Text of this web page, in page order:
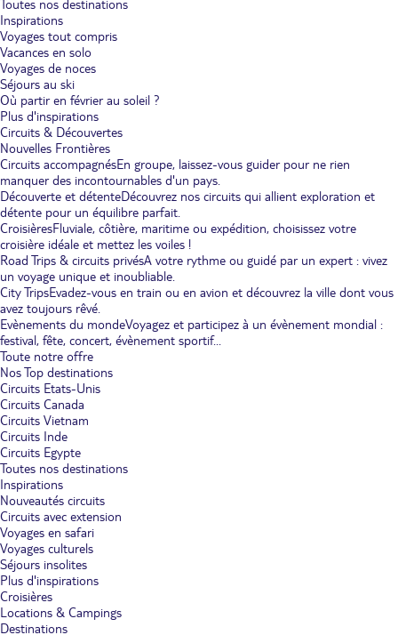
Toutes nos destinations
Inspirations
Voyages tout compris
Vacances en solo
Voyages de noces
Séjours au ski
Où partir en février au soleil ?
Plus d'inspirations
Circuits & Découvertes
Nouvelles Frontières
Circuits accompagnésEn groupe, laissez-vous guider pour ne rien
manquer des incontournables d'un pays.
Découverte et détenteDécouvrez nos circuits qui allient exploration et
détente pour un équilibre parfait.
CroisièresFluviale, côtière, maritime ou expédition, choisissez votre
croisière idéale et mettez les voiles !
Road Trips & circuits privésA votre rythme ou guidé par un expert : vivez
un voyage unique et inoubliable.
City TripsEvadez-vous en train ou en avion et découvrez la ville dont vous
avez toujours rêvé.
Evènements du mondeVoyagez et participez à un évènement mondial :
festival, fête, concert, évènement sportif...
Toute notre offre
Nos Top destinations
Circuits Etats-Unis
Circuits Canada
Circuits Vietnam
Circuits Inde
Circuits Egypte
Toutes nos destinations
Inspirations
Nouveautés circuits
Circuits avec extension
Voyages en safari
Voyages culturels
Séjours insolites
Plus d'inspirations
Croisières
Locations & Campings
Destinations